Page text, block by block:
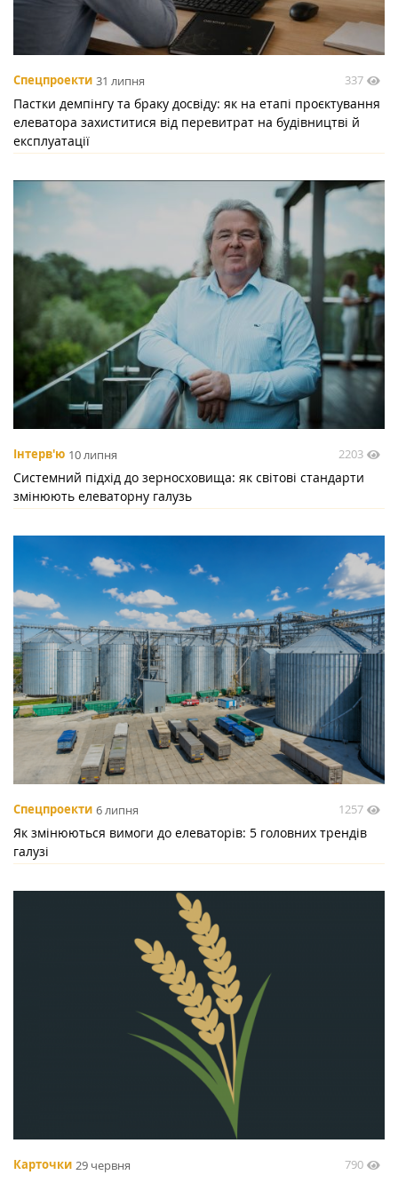
Спецпроекти 31 липня 337
Пастки демпінгу та браку досвіду: як на етапі проєктування
елеватора захиститися від перевитрат на будівництві й
експлуатації
Інтерв'ю 10 липня 2203
Системний підхід до зерносховища: як світові стандарти
змінюють елеваторну галузь
Спецпроекти 6 липня 1257
Як змінюються вимоги до елеваторів: 5 головних трендів
галузі
Карточки 29 червня 790